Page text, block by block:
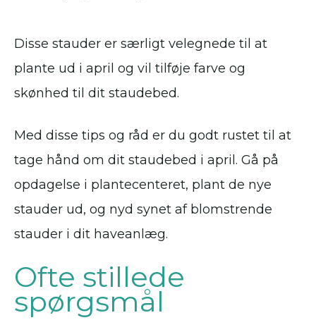
Disse stauder er særligt velegnede til at
plante ud i april og vil tilføje farve og
skønhed til dit staudebed.
Med disse tips og råd er du godt rustet til at
tage hånd om dit staudebed i april. Gå på
opdagelse i plantecenteret, plant de nye
stauder ud, og nyd synet af blomstrende
stauder i dit haveanlæg.
Ofte stillede
spørgsmål